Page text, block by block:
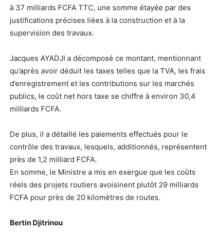
à 37 milliards FCFA TTC, une somme étayée par des
justifications précises liées à la construction et à la
supervision des travaux.
Jacques AYADJI a décomposé ce montant, mentionnant
qu’après avoir déduit les taxes telles que la TVA, les frais
d’enregistrement et les contributions sur les marchés
publics, le coût net hors taxe se chiffre à environ 30,4
milliards FCFA.
De plus, il a détaillé les paiements effectués pour le
contrôle des travaux, lesquels, additionnés, représentent
près de 1,2 milliard FCFA.
En somme, le Ministre a mis en exergue que les coûts
réels des projets routiers avoisinent plutôt 29 milliards
FCFA pour près de 20 kilomètres de routes.
Bertin Djitrinou